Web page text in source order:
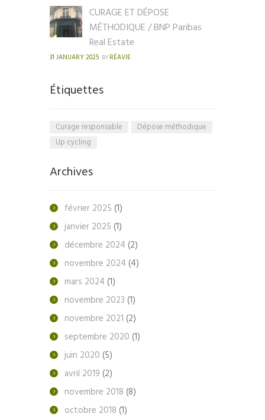
CURAGE ET DÉPOSE
MÉTHODIQUE / BNP Paribas
Real Estate
31 JANUARY 2025 BY RÉAVIE
Étiquettes
Curage responsable
Dépose méthodique
Up cycling
Archives
février 2025 (1)
janvier 2025 (1)
décembre 2024 (2)
novembre 2024 (4)
mars 2024 (1)
novembre 2023 (1)
novembre 2021 (2)
septembre 2020 (1)
juin 2020 (5)
avril 2019 (2)
novembre 2018 (8)
octobre 2018 (1)